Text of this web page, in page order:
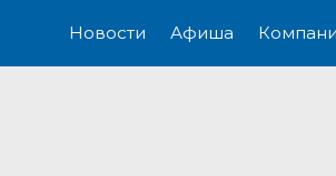
Новости Афиша